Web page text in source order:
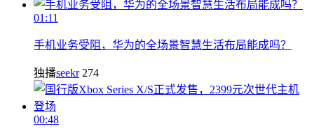
01:11
手机业务受阻，华为的全场景智慧生活布局能成吗？
独播seekr 274
00:48